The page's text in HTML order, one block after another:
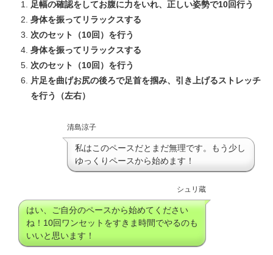
足幅の確認をしてお腹に力をいれ、正しい姿勢で10回行う
身体を振ってリラックスする
次のセット（10回）を行う
身体を振ってリラックスする
次のセット（10回）を行う
片足を曲げお尻の後ろで足首を掴み、引き上げるストレッチ
を行う（左右）
清島涼子
私はこのペースだとまだ無理です。もう少し
ゆっくりペースから始めます！
シュリ蔵
はい、ご自分のペースから始めてください
ね！10回ワンセットをすきま時間でやるのも
いいと思います！